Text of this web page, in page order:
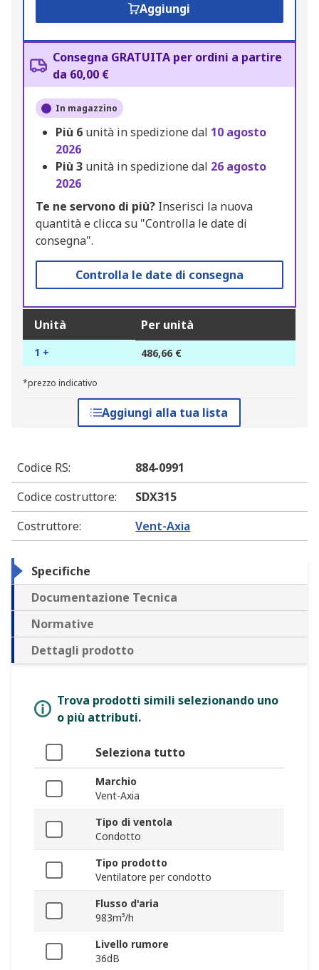
Aggiungi
Consegna GRATUITA per ordini a partire
da 60,00 €
In magazzino
Più 6 unità in spedizione dal 10 agosto
2026
Più 3 unità in spedizione dal 26 agosto
2026
Te ne servono di più? Inserisci la nuova
quantità e clicca su "Controlla le date di
consegna".
Controlla le date di consegna
Unità Per unità
1 + 486,66 €
*prezzo indicativo
Aggiungi alla tua lista
Codice RS:
884-0991
Codice costruttore:
SDX315
Costruttore: Vent-Axia
Specifiche
Documentazione Tecnica
Normative
Dettagli prodotto
Trova prodotti simili selezionando uno
o più attributi.
Seleziona tutto
Marchio
Vent-Axia
Tipo di ventola
Condotto
Tipo prodotto
Ventilatore per condotto
Flusso d'aria
983m³/h
Livello rumore
36dB